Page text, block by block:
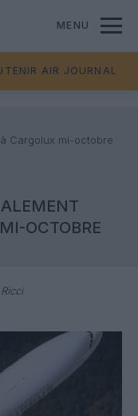
MENU
AIR JOURNAL
Cargolux mi-octobre
OCTOBRE